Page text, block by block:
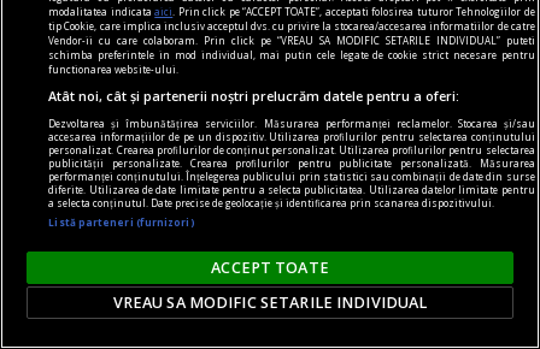
Succesiunea
Nici Europa nu stă grozav înaintea unor alegeri
care pot să împingă în parlamentele europene
diferiți demagogi cu promisiuni maximale și
capacități mediocre.
Andrei CORNEA
modalitatea indicataaici
. Prin click pe “ACCEPT TOATE”, acceptati folosirea tuturor Tehnologiilor de
tip Cookie, care implica inclusiv acceptul dvs. cu privire la stocarea/accesarea informatiilor de catre
Vendor-ii cu care colaboram. Prin click pe “VREAU SA MODIFIC SETARILE INDIVIDUAL” puteti
schimba preferintele in mod individual, mai putin cele legate de cookie strict necesare pentru
functionarea website-ului.
Atât noi, cât și partenerii noștri prelucrăm datele pentru a oferi:
Dezvoltarea și îmbunătățirea serviciilor. Măsurarea performanței reclamelor. Stocarea și/sau
accesarea informațiilor de pe un dispozitiv. Utilizarea profilurilor pentru selectarea conținutului
personalizat. Crearea profilurilor de conținut personalizat. Utilizarea profilurilor pentru selectarea
publicității personalizate. Crearea profilurilor pentru publicitate personalizată. Măsurarea
performanței conținutului. Înțelegerea publicului prin statistici sau combinații de date din surse
diferite. Utilizarea de date limitate pentru a selecta publicitatea. Utilizarea datelor limitate pentru
a selecta conținutul. Date precise de geolocație și identificarea prin scanarea dispozitivului.
Listă parteneri (furnizori)
ACCEPT TOATE
VREAU SA MODIFIC SETARILE INDIVIDUAL